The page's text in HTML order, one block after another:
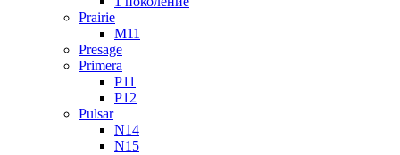
Prairie
M11
Presage
Primera
P11
P12
Pulsar
N14
N15